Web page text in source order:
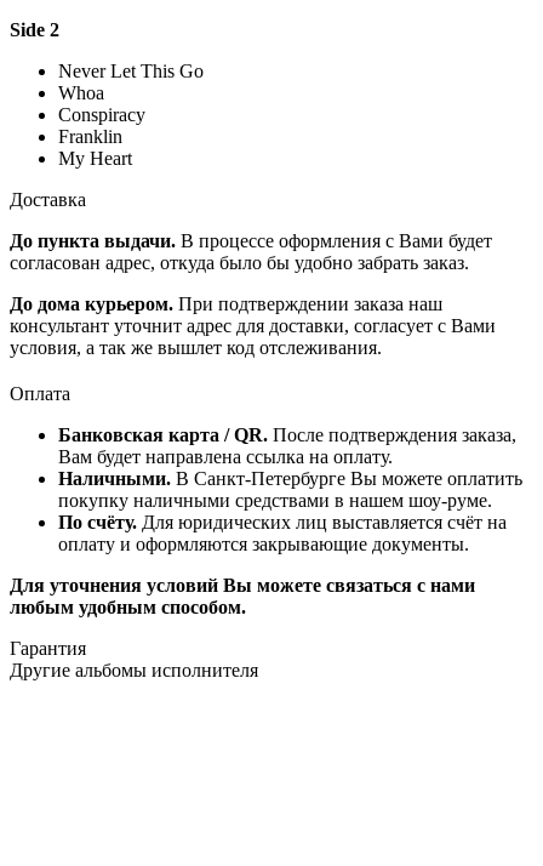
Side 2
Never Let This Go
Whoa
Conspiracy
Franklin
My Heart
Доставка
До пункта выдачи. В процессе оформления с Вами будет
согласован адрес, откуда было бы удобно забрать заказ.
До дома курьером. При подтверждении заказа наш
консультант уточнит адрес для доставки, согласует с Вами
условия, а так же вышлет код отслеживания.
Оплата
Банковская карта / QR. После подтверждения заказа,
Вам будет направлена ссылка на оплату.
Наличными. В Санкт-Петербурге Вы можете оплатить
покупку наличными средствами в нашем шоу-руме.
По счёту. Для юридических лиц выставляется счёт на
оплату и оформляются закрывающие документы.
Для уточнения условий Вы можете связаться с нами
любым удобным способом.
Гарантия
Другие альбомы исполнителя